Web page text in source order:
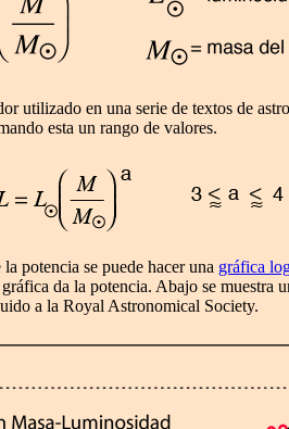
utilizado en una serie de textos de
esta un rango de valores.
potencia se puede hacer una gráfica
da la potencia. Abajo se muestra
a la Royal Astronomical Society.